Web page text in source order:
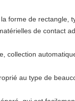
forme de
de contact
collection
au type de